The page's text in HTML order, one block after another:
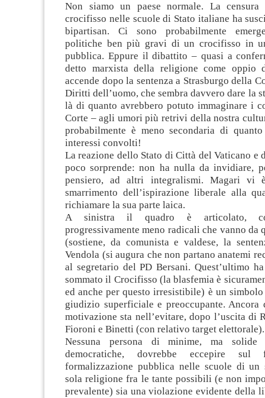
Non siamo un paese normale. La
crocifisso nelle scuole di Stato italiane ha
bipartisan. Ci sono probabilmente
politiche ben più gravi di un crocifisso in
pubblica. Eppure il dibattito – quasi a
detto marxista della religione come
accende dopo la sentenza a Strasburgo della
Diritti dell’uomo, che sembra davvero dare la
là di quanto avrebbero potuto immaginare i
Corte – agli umori più retrivi della nostra
probabilmente è meno secondaria di
interessi convolti!
La reazione dello Stato di Città del Vaticano e
poco sorprende: non ha nulla da invidiare,
pensiero, ad altri integralismi. Magari vi
smarrimento dell’ispirazione liberale alla
richiamare la sua parte laica.
A sinistra il quadro è articolato,
progressivamente meno radicali che vanno da
(sostiene, da comunista e valdese, la
Vendola (si augura che non partano anatemi
al segretario del PD Bersani. Quest’ultimo
sommato il Crocifisso (la blasfemia è
ed anche per questo irresistibile) è un
giudizio superficiale e preoccupante.
motivazione sta nell’evitare, dopo l’uscita di
Fioroni e Binetti (con relativo target elettorale).
Nessuna persona di minime, ma
democratiche, dovrebbe eccepire
formalizzazione pubblica nelle scuole di un
sola religione fra le tante possibili (e non
prevalente) sia una violazione evidente della